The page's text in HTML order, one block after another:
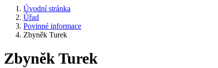
Úvodní stránka
Úřad
Povinné informace
Zbyněk Turek
Zbyněk Turek